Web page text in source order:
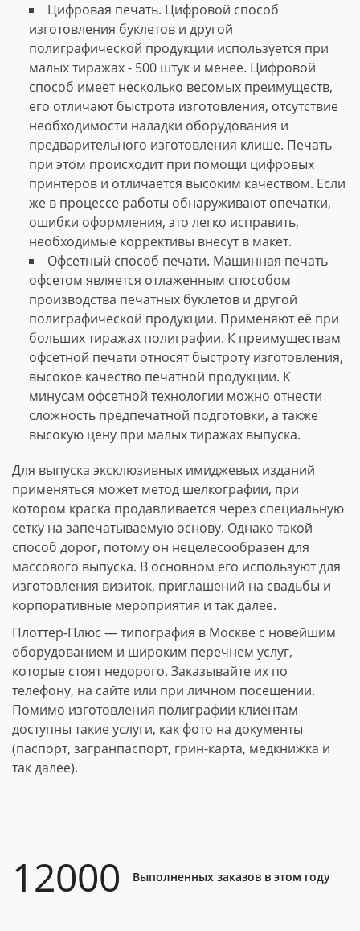
Цифровая печать. Цифровой способ
изготовления буклетов и другой
полиграфической продукции используется при
малых тиражах - 500 штук и менее. Цифровой
способ имеет несколько весомых преимуществ,
его отличают быстрота изготовления, отсутствие
необходимости наладки оборудования и
предварительного изготовления клише. Печать
при этом происходит при помощи цифровых
принтеров и отличается высоким качеством. Если
же в процессе работы обнаруживают опечатки,
ошибки оформления, это легко исправить,
необходимые коррективы внесут в макет.
Офсетный способ печати. Машинная печать
офсетом является отлаженным способом
производства печатных буклетов и другой
полиграфической продукции. Применяют её при
больших тиражах полиграфии. К преимуществам
офсетной печати относят быстроту изготовления,
высокое качество печатной продукции. К
минусам офсетной технологии можно отнести
сложность предпечатной подготовки, а также
высокую цену при малых тиражах выпуска.
Для выпуска эксклюзивных имиджевых изданий
применяться может метод шелкографии, при
котором краска продавливается через специальную
сетку на запечатываемую основу. Однако такой
способ дорог, потому он нецелесообразен для
массового выпуска. В основном его используют для
изготовления визиток, приглашений на свадьбы и
корпоративные мероприятия и так далее.
Плоттер-Плюс — типография в Москве с новейшим
оборудованием и широким перечнем услуг,
которые стоят недорого. Заказывайте их по
телефону, на сайте или при личном посещении.
Помимо изготовления полиграфии клиентам
доступны такие услуги, как фото на документы
(паспорт, загранпаспорт, грин-карта, медкнижка и
так далее).
12000 Выполненных заказов в этом году